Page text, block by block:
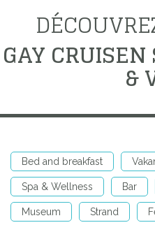
GAY
&
Bed and breakfast
Spa & Wellness Bar
Museum Strand